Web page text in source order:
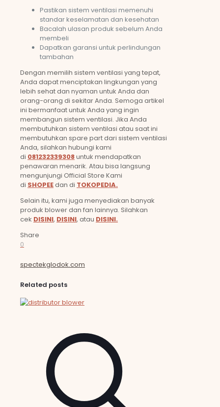
Pastikan sistem ventilasi memenuhi
standar keselamatan dan kesehatan
Bacalah ulasan produk sebelum Anda
membeli
Dapatkan garansi untuk perlindungan
tambahan
Dengan memilih sistem ventilasi yang tepat,
Anda dapat menciptakan lingkungan yang
lebih sehat dan nyaman untuk Anda dan
orang-orang di sekitar Anda. Semoga artikel
ini bermanfaat untuk Anda yang ingin
membangun sistem ventilasi. Jika Anda
membutuhkan sistem ventilasi atau saat ini
membutuhkan spare part dari sistem ventilasi
Anda, silahkan hubungi kami
di 081232339308untuk mendapatkan
penawaran menarik. Atau bisa langsung
mengunjungi Official Store Kami
di SHOPEEdan di TOKOPEDIA.
Selain itu, kami juga menyediakan banyak
produk blower dan fan lainnya. Silahkan
cek DISINI, DISINI, atau DISINI.
Share
0
spectekglodok.com
Related posts